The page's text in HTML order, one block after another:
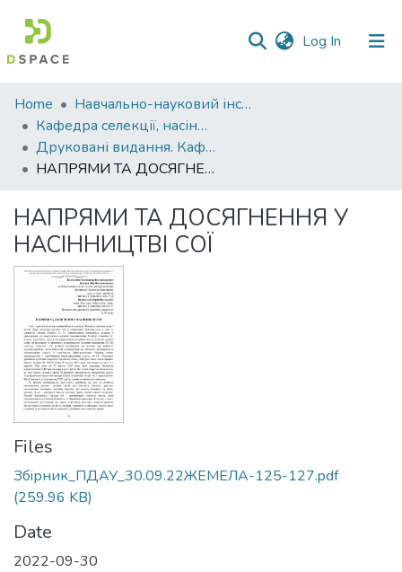
Log In (current)
Communities
&
Collections
Statistics
Home
Навчально-науковий інститут агротехнологій, селекції та екології
Кафедра селекції, насінництва і генетики
Друковані видання. Кафедра селекції, насінництва і генетики
НАПРЯМИ ТА ДОСЯГНЕННЯ У НАСІННИЦТВІ СОЇ
НАПРЯМИ ТА ДОСЯГНЕННЯ У
НАСІННИЦТВІ СОЇ
Files
Збiрник_ПДАУ_30.09.22ЖЕМЕЛА-125-127.pdf
(259.96 KB)
Date
2022-09-30